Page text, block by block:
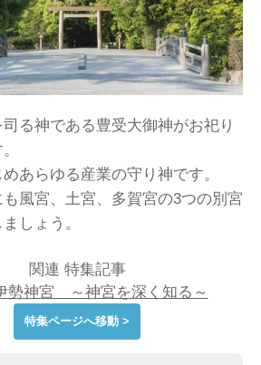
る神である豊受大御神がお祀り
あらゆる産業の守り神です。
風宮、土宮、多賀宮の3つの別宮
しょう。
関連 特集記事
勢神宮 ～神宮を深く知る～
特集ページへ移動 >